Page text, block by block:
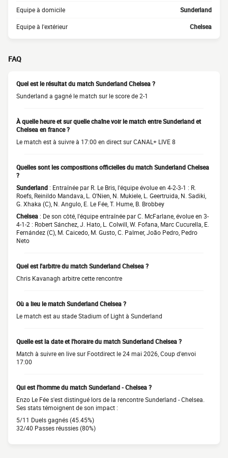
Equipe à domicile Sunderland
Equipe à l'extérieur Chelsea
FAQ
Quel est le résultat du match Sunderland Chelsea ?
Sunderland a gagné le match sur le score de 2-1
À quelle heure et sur quelle chaîne voir le match entre Sunderland et
Chelsea en france ?
Le match est à suivre à 17:00 en direct sur CANAL+ LIVE 8
Quelles sont les compositions officielles du match Sunderland Chelsea
?
Sunderland : Entraînée par R. Le Bris, l'équipe évolue en 4-2-3-1 : R.
Roefs, Reinildo Mandava, L. O'Nien, N. Mukiele, L. Geertruida, N. Sadiki,
G. Xhaka (C), N. Angulo, E. Le Fée, T. Hume, B. Brobbey
Chelsea : De son côté, l'équipe entraînée par C. McFarlane, évolue en 3-
4-1-2 : Robert Sánchez, J. Hato, L. Colwill, W. Fofana, Marc Cucurella, E.
Fernández (C), M. Caicedo, M. Gusto, C. Palmer, João Pedro, Pedro
Neto
Quel est l'arbitre du match Sunderland Chelsea ?
Chris Kavanagh arbitre cette rencontre
Où a lieu le match Sunderland Chelsea ?
Le match est au stade Stadium of Light à Sunderland
Quelle est la date et l'horaire du match Sunderland Chelsea ?
Match à suivre en live sur Footdirect le 24 mai 2026, Coup d'envoi
17:00
Qui est l'homme du match Sunderland - Chelsea ?
Enzo Le Fée s'est distingué lors de la rencontre Sunderland - Chelsea.
Ses stats témoignent de son impact :
5/11 Duels gagnés (45.45%)
32/40 Passes réussies (80%)